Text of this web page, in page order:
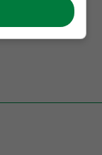
vooral ook waar